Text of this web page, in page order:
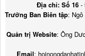
Địa chỉ: Số 16 -
Trưởng Ban Biên tập: Ngô
Quản trị Website: Ông
Email: